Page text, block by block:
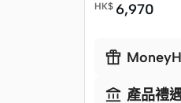
HK$ 6,970

 產品禮